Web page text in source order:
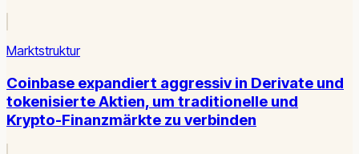
Marktstruktur
Coinbase expandiert aggressiv in Derivate und
tokenisierte Aktien, um traditionelle und
Krypto-Finanzmärkte zu verbinden